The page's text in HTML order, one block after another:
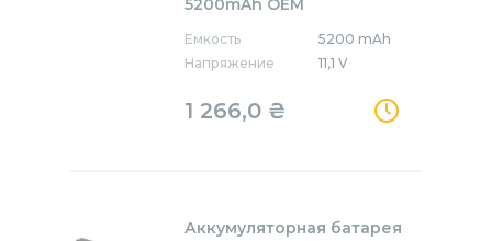
5200mAh OEM
Емкость
5200 mAh
Напряжение
11,1 V
1 266,0 ₴
Аккумуляторная батарея